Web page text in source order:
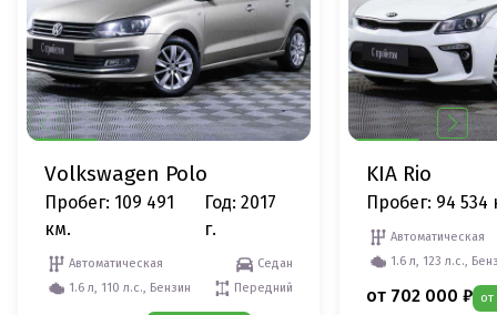
Volkswagen Polo
Пробег: 109 491
км.
Год: 2017
г.
Автоматическая
Седан
1.6 л, 110 л.с., Бензин
Передний
KIA Rio
Пробег: 94 534
Автоматическая
1.6 л, 123 л.с.,
от 702 000 ₽